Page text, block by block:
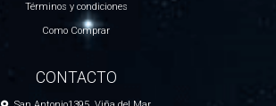
Términos y condiciones
Como Comprar
CONTACTO